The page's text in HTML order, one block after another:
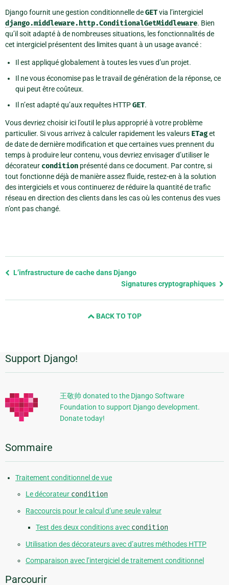
Django fournit une gestion conditionnelle deGETvia l’intergiciel
django.middleware.http.ConditionalGetMiddleware. Bien
qu’il soit adapté à de nombreuses situations, les fonctionnalités de
cet intergiciel présentent des limites quant à un usage avancé :
Il est appliqué globalement à toutes les vues d’un projet.
Il ne vous économise pas le travail de génération de la réponse, ce
qui peut être coûteux.
Il n’est adapté qu’aux requêtes HTTPGET.
Vous devriez choisir ici l’outil le plus approprié à votre problème
particulier. Si vous arrivez à calculer rapidement les valeurs ETaget
de date de dernière modification et que certaines vues prennent du
temps à produire leur contenu, vous devriez envisager d’utiliser le
décorateur condition présenté dans ce document. Par contre, si
tout fonctionne déjà de manière assez fluide, restez-en à la solution
des intergiciels et vous continuerez de réduire la quantité de trafic
réseau en direction des clients dans les cas où les contenus des vues
n’ont pas changé.
Previous
L’infrastructure de cache dans Django
Signatures cryptographiques
BACK TO TOP
Informations
supplémentaires
Support Django!
王敬帅 donated to the Django Software
Foundation to support Django development.
Donate today!
Sommaire
Traitement conditionnel de vue
Le décorateur condition
Raccourcis pour le calcul d’une seule valeur
Test des deux conditions avec condition
Utilisation des décorateurs avec d’autres méthodes HTTP
Comparaison avec l’intergiciel de traitement conditionnel
Parcourir